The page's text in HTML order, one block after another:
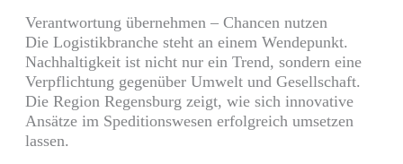
Verantwortung übernehmen – Chancen nutzen
Die Logistikbranche steht an einem Wendepunkt.
Nachhaltigkeit ist nicht nur ein Trend, sondern eine
Verpflichtung gegenüber Umwelt und Gesellschaft.
Die Region Regensburg zeigt, wie sich innovative
Ansätze im Speditionswesen erfolgreich umsetzen
lassen.